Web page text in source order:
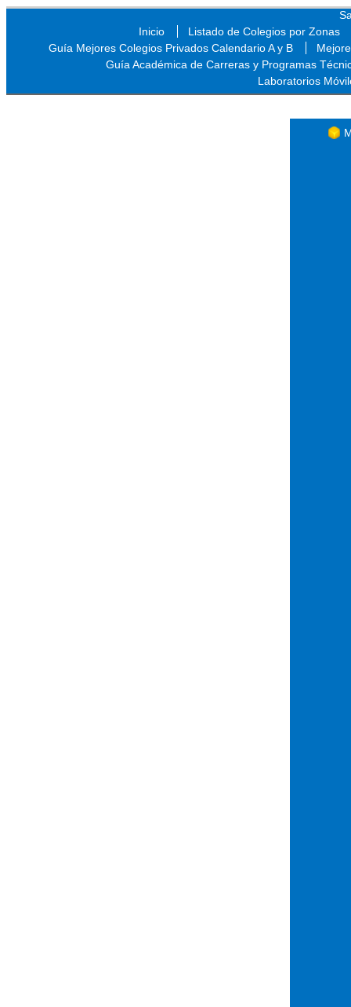
Inicio
Listado de Colegios por Zonas
Guía Mejores Colegios Privados Calendario A y B
Guía Académica de Carreras y Programas
Laboratorios